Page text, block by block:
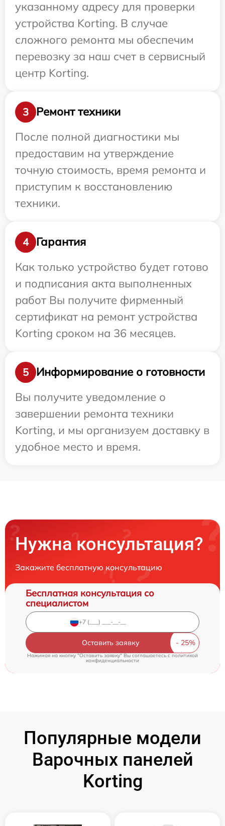
указанному адресу для проверки
устройства Korting. В случае
сложного ремонта мы обеспечим
перевозку за наш счет в сервисный
центр Korting.
3
Ремонт техники
После полной диагностики мы
предоставим на утверждение
точную стоимость, время ремонта и
приступим к восстановлению
техники.
4
Гарантия
Как только устройство будет готово
и подписания акта выполненных
работ Вы получите фирменный
сертификат на ремонт устройства
Korting сроком на 36 месяцев.
5
Информирование о готовности
Вы получите уведомление о
завершении ремонта техники
Korting, и мы организуем доставку в
удобное место и время.
Нужна консультация?
Закажите бесплатную консультацию
Бесплатная консультация со
специалистом
Оставить заявку
Нажимая на кнопку "Оставить заявку" Вы соглашаетесь cполитикой
конфиденциальности
Популярные модели
Варочных панелей
Korting